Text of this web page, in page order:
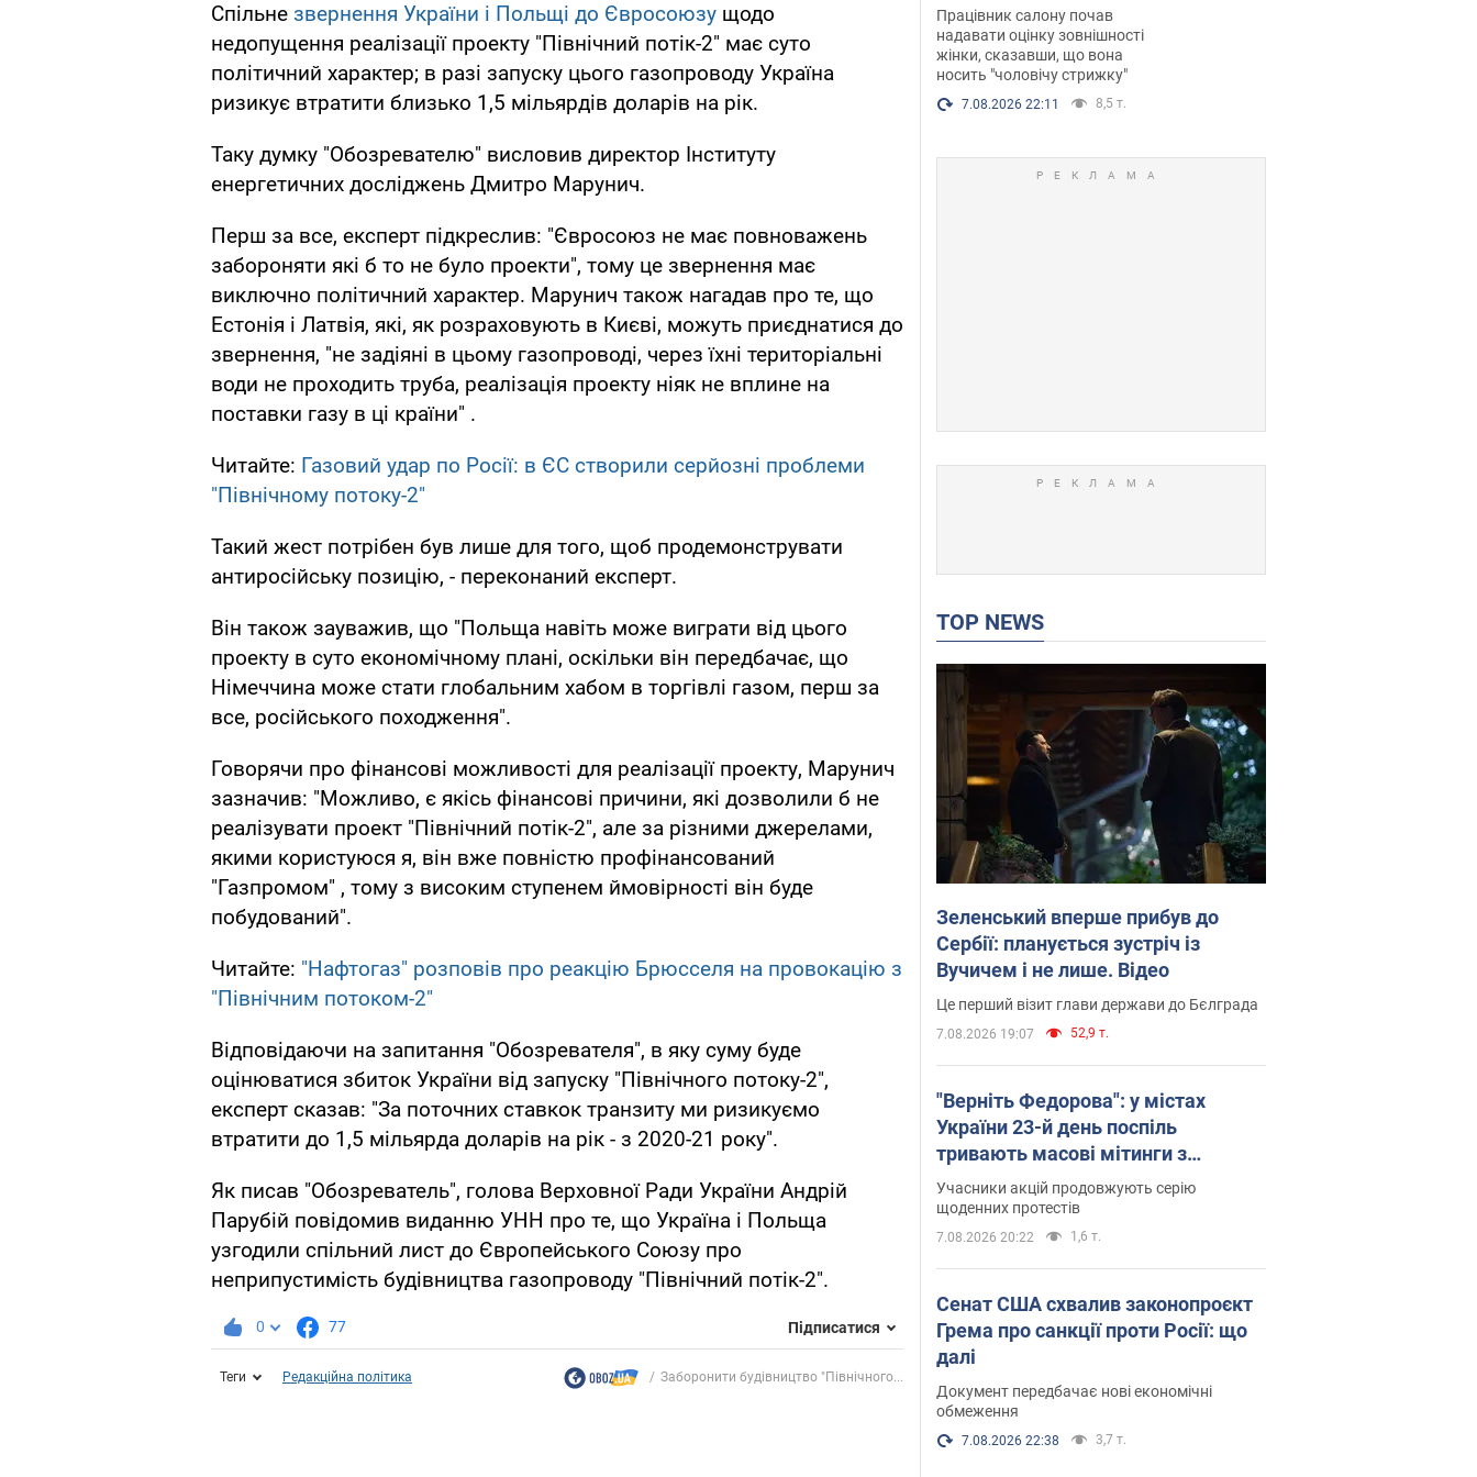
Спільне звернення України і Польщі до Євросоюзу щодо
недопущення реалізації проекту "Північний потік-2" має суто
політичний характер; в разі запуску цього газопроводу Україна
ризикує втратити близько 1,5 мільярдів доларів на рік.
Таку думку "Обозревателю" висловив директор Інституту
енергетичних досліджень Дмитро Марунич.
Перш за все, експерт підкреслив: "Євросоюз не має повноважень
забороняти які б то не було проекти", тому це звернення має
виключно політичний характер. Марунич також нагадав про те, що
Естонія і Латвія, які, як розраховують в Києві, можуть приєднатися до
звернення, "не задіяні в цьому газопроводі, через їхні територіальні
води не проходить труба, реалізація проекту ніяк не вплине на
поставки газу в ці країни" .
Читайте: Газовий удар по Росії: в ЄС створили серйозні проблеми
"Північному потоку-2"
Такий жест потрібен був лише для того, щоб продемонструвати
антиросійську позицію, - переконаний експерт.
Він також зауважив, що "Польща навіть може виграти від цього
проекту в суто економічному плані, оскільки він передбачає, що
Німеччина може стати глобальним хабом в торгівлі газом, перш за
все, російського походження".
Говорячи про фінансові можливості для реалізації проекту, Марунич
зазначив: "Можливо, є якісь фінансові причини, які дозволили б не
реалізувати проект "Північний потік-2", але за різними джерелами,
якими користуюся я, він вже повністю профінансований
"Газпромом" , тому з високим ступенем ймовірності він буде
побудований".
Читайте: "Нафтогаз" розповів про реакцію Брюсселя на провокацію з
"Північним потоком-2"
Відповідаючи на запитання "Обозревателя", в яку суму буде
оцінюватися збиток України від запуску "Північного потоку-2",
експерт сказав: "За поточних ставкок транзиту ми ризикуємо
втратити до 1,5 мільярда доларів на рік - з 2020-21 року".
Як писав "Обозреватель", голова Верховної Ради України Андрій
Парубій повідомив виданню УНН про те, що Україна і Польща
узгодили спільний лист до Європейського Союзу про
неприпустимість будівництва газопроводу "Північний потік-2".
0 77 Підписатися
Теги Редакційна політика Заборонити будівництво "Північного...
після хімієтерапії,
розгорівся скандал.
Фото
Працівник салону почав
надавати оцінку зовнішності
жінки, сказавши, що вона
носить "чоловічу стрижку"
7.08.2026 22:11 8,5 т.
TOP NEWS
Зеленський вперше прибув до
Сербії: планується зустріч із
Вучичем і не лише. Відео
Це перший візит глави держави до Бєлграда
7.08.2026 19:07 52,9 т.
"Верніть Федорова": у містах
України 23-й день поспіль
тривають масові мітинги з
картонками. Фото і відео
Учасники акцій продовжують серію
щоденних протестів
7.08.2026 20:22 1,6 т.
Сенат США схвалив законопроєкт
Грема про санкції проти Росії: що
далі
Документ передбачає нові економічні
обмеження
7.08.2026 22:38 3,7 т.